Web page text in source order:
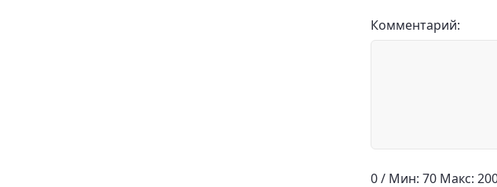
Комментарий:
0 / Мин: 70 Макс: